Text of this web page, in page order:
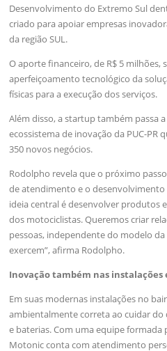
Desenvolvimento do Extremo Sul
criado para apoiar empresas
da região SUL.
O aporte financeiro, de R$ 5 milhões,
aperfeiçoamento tecnológico da
físicas para a execução dos serviços.
Além disso, a startup também passa
ecossistema de inovação da PUC-PR
350 novos negócios.
Rodolpho revela que o próximo
de atendimento e o
ideia central é desenvolver produtos
dos motociclistas. Queremos criar
pessoas, independente do modelo
exercem”, afirma Rodolpho.
Inovação também nas
Em suas modernas instalações no
ambientalmente correta ao cuidar
e baterias. Com uma equipe
Motonic conta com atendimento